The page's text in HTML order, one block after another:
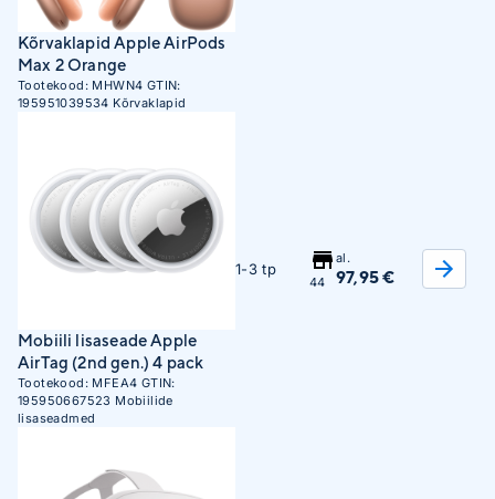
Kõrvaklapid Apple AirPods
Max 2 Orange
Tootekood: MHWN4 GTIN:
195951039534 Kõrvaklapid
Mobiili lisaseade Apple
AirTag (2nd gen.) 4 pack
Tootekood: MFEA4 GTIN:
195950667523 Mobiilide
lisaseadmed
1-3 tp
44
al.
97,95 €